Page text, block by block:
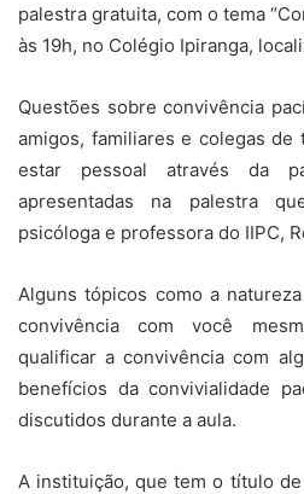
palestra gratuita, com o tema
às 19h, no Colégio Ipiranga,
Questões sobre convivência
amigos, familiares e colegas de
estar pessoal através da
apresentadas na palestra
psicóloga e professora do IIPC,
Alguns tópicos como a
convivência com você
qualificar a convivência com
benefícios da convivialidade
discutidos durante a aula.
A instituição, que tem o título